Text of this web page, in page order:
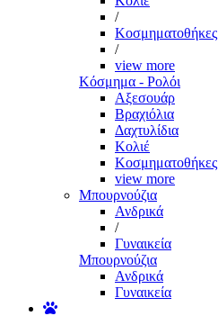
/
Κοσμηματοθήκες
/
view more
Κόσμημα - Ρολόι
Αξεσουάρ
Βραχιόλια
Δαχτυλίδια
Κολιέ
Κοσμηματοθήκες
view more
Μπουρνούζια
Ανδρικά
/
Γυναικεία
Μπουρνούζια
Ανδρικά
Γυναικεία